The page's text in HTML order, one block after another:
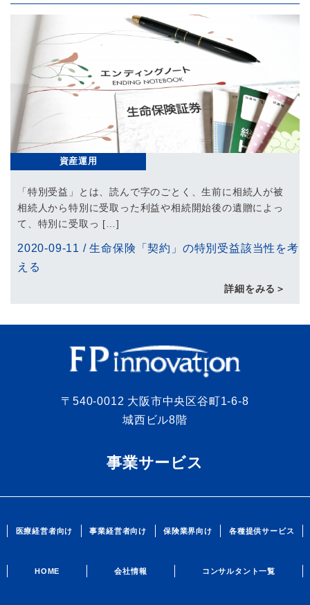
資産運用
「特別受益」とは、読んで字のごとく、生前に相続人が被
相続人から特別に受取った利益や相続開始後の遺贈によっ
て、特別に受取っ […]
2020-09-11 /生命保険「契約」の特別受益該当性を考
える
詳細をみる＞
〒540-0012 大阪市中央区谷町1-6-8
城西ビル8階
事業サービス
医療経営者向け 事業経営者向け 保険業界向け 各種提供サービス
HOME 会社情報 コンサルタント一覧